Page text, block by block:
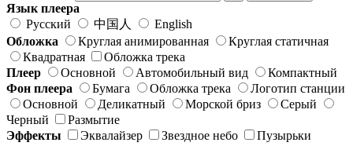
Язык плеера
Русский
中国人
English
Обложка
Круглая анимированная
Круглая статичная
Квадратная
Обложка трека
Плеер
Основной Автомобильный вид
Компактный
Фон плеера
Бумага Обложка трека
Логотип станции
Основной
Деликатный Морской бриз
Серый
Черный
Размытие
Эффекты
Эквалайзер Звездное небо Пузырьки